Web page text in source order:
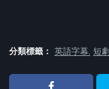
分類標籤： 英語字幕 短劇